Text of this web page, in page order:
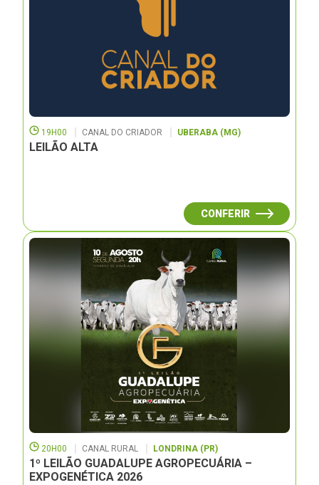
19H00 CANAL DO CRIADOR UBERABA (MG)
LEILÃO ALTA
CONFERIR
20H00 CANAL RURAL LONDRINA (PR)
1º LEILÃO GUADALUPE AGROPECUÁRIA –
EXPOGENÉTICA 2026